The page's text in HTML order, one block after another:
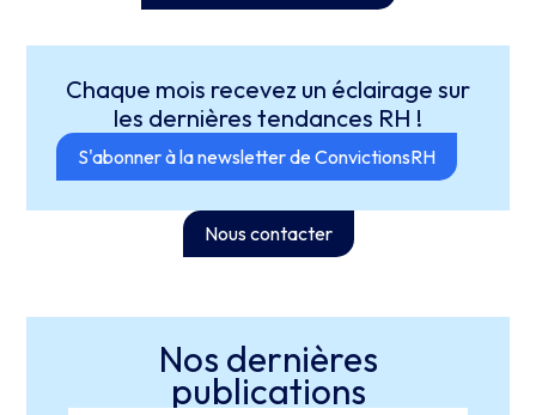
Chaque mois recevez un éclairage sur
les dernières tendances RH !
S'abonner à la newsletter de ConvictionsRH
Nous contacter
Nos dernières
publications